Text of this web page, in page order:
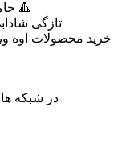
| حامی مالی این قسمت:اوه آوای زندگی 🔺
تازگی
خرید محصولات اوه
در شبکه